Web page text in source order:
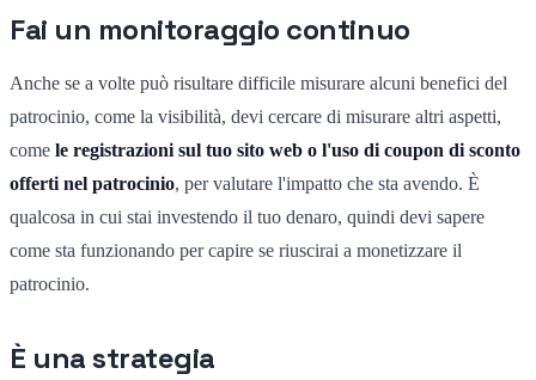
Fai un monitoraggio continuo
Anche se a volte può risultare difficile misurare alcuni benefici del
patrocinio, come la visibilità, devi cercare di misurare altri aspetti,
come le registrazioni sul tuo sito web o l'uso di coupon di sconto
offerti nel patrocinio, per valutare l'impatto che sta avendo. È
qualcosa in cui stai investendo il tuo denaro, quindi devi sapere
come sta funzionando per capire se riuscirai a monetizzare il
patrocinio.
È una strategia